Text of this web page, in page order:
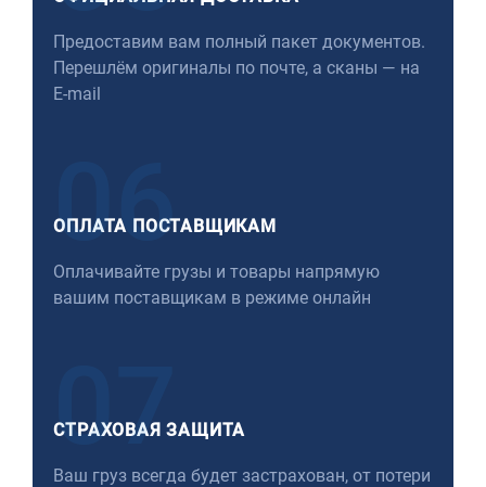
Предоставим вам полный пакет документов.
Перешлём оригиналы по почте, а сканы — на
E-mail
06
ОПЛАТА ПОСТАВЩИКАМ
Оплачивайте грузы и товары напрямую
вашим поставщикам в режиме онлайн
07
СТРАХОВАЯ ЗАЩИТА
Ваш груз всегда будет застрахован, от потери